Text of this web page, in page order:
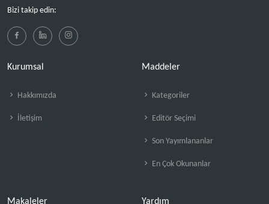
Bizi takip edin:
Kurumsal
Hakkımızda
İletişim
Maddeler
Kategoriler
Editör Seçimi
Son Yayımlananlar
En Çok Okunanlar
Makaleler Yardım